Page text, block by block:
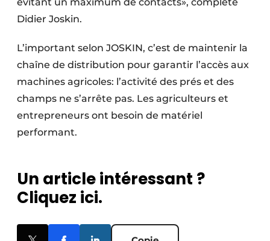
Didier Joskin.
L’important selon JOSKIN, c’est de maintenir la
chaîne de distribution pour garantir l’accès aux
machines agricoles: l’activité des prés et des
champs ne s’arrête pas. Les agriculteurs et
entrepreneurs ont besoin de matériel
performant.
Un article intéressant ?
Cliquez ici.